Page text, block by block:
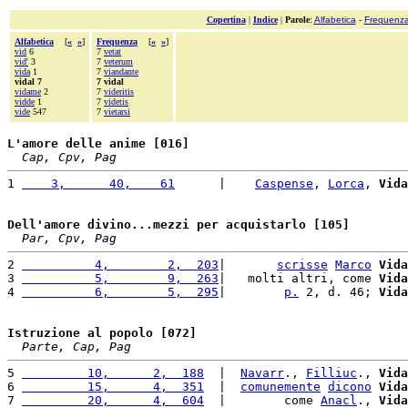
Copertina| Indice| Parole: Alfabetica -
Alfabetica [« »]
vid 6
vid' 3
vida 1
vidal 7
vidame 2
vidde 1
vide 547
Frequenza [« »]
7 vetat
7 veterum
7 viandante
7 vidal
7 videritis
7 videtis
7 vietarsi
L'amore delle anime [016]
Cap, Cpv, Pag
1
    3,      40,    61
Caspense , Lorca ,
Dell'amore divino...mezzi per acquistarlo [105]
Par, Cpv, Pag
2
          4,        2,  203
scrisse Marco
3
          5,        9,  263
|   molti altri, come
4
          6,        5,  295
p. 2, d. 46;
Istruzione al popolo [072]
Parte, Cap, Pag
5
         10,      2,  188
Navarr ., Filliuc .,
6
         15,      4,  351
comunemente dicono
7
         20,      4,  604
  |        come
Anacl .,